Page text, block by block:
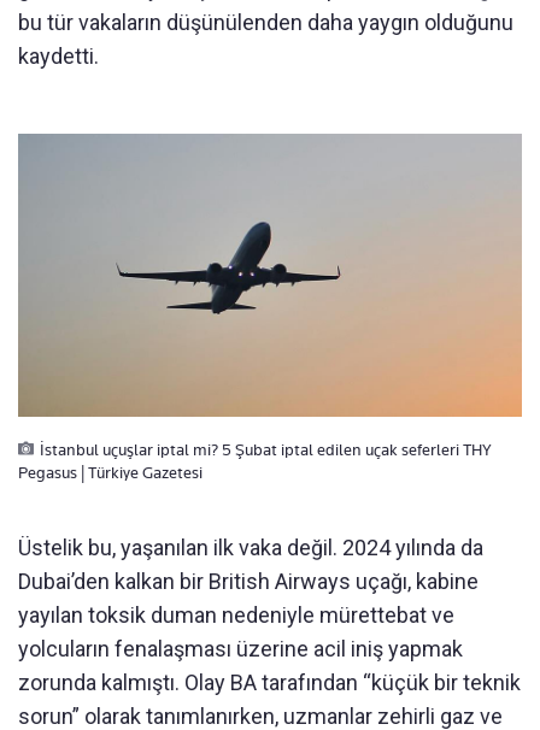
bu tür vakaların düşünülenden daha yaygın olduğunu
kaydetti.
İstanbul uçuşlar iptal mi? 5 Şubat iptal edilen uçak seferleri THY
Pegasus | Türkiye Gazetesi
Üstelik bu, yaşanılan ilk vaka değil. 2024 yılında da
Dubai’den kalkan bir British Airways uçağı, kabine
yayılan toksik duman nedeniyle mürettebat ve
yolcuların fenalaşması üzerine acil iniş yapmak
zorunda kalmıştı. Olay BA tarafından “küçük bir teknik
sorun” olarak tanımlanırken, uzmanlar zehirli gaz ve